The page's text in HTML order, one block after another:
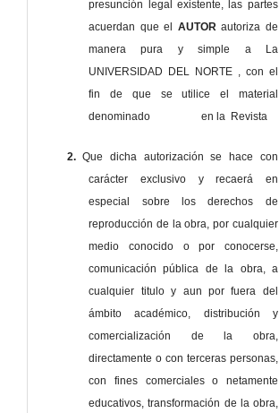
presunción legal existente, las partes
acuerdan que el AUTORautoriza de
manera pura y simple a La
UNIVERSIDAD DEL NORTE , con el
fin de que se utilice el material
denominado en la Revista
2. Que dicha autorización se hace con
carácter exclusivo y recaerá en
especial sobre los derechos de
reproducción de la obra, por cualquier
medio conocido o por conocerse,
comunicación pública de la obra, a
cualquier titulo y aun por fuera del
ámbito académico, distribución y
comercialización de la obra,
directamente o con terceras personas,
con fines comerciales o netamente
educativos, transformación de la obra,